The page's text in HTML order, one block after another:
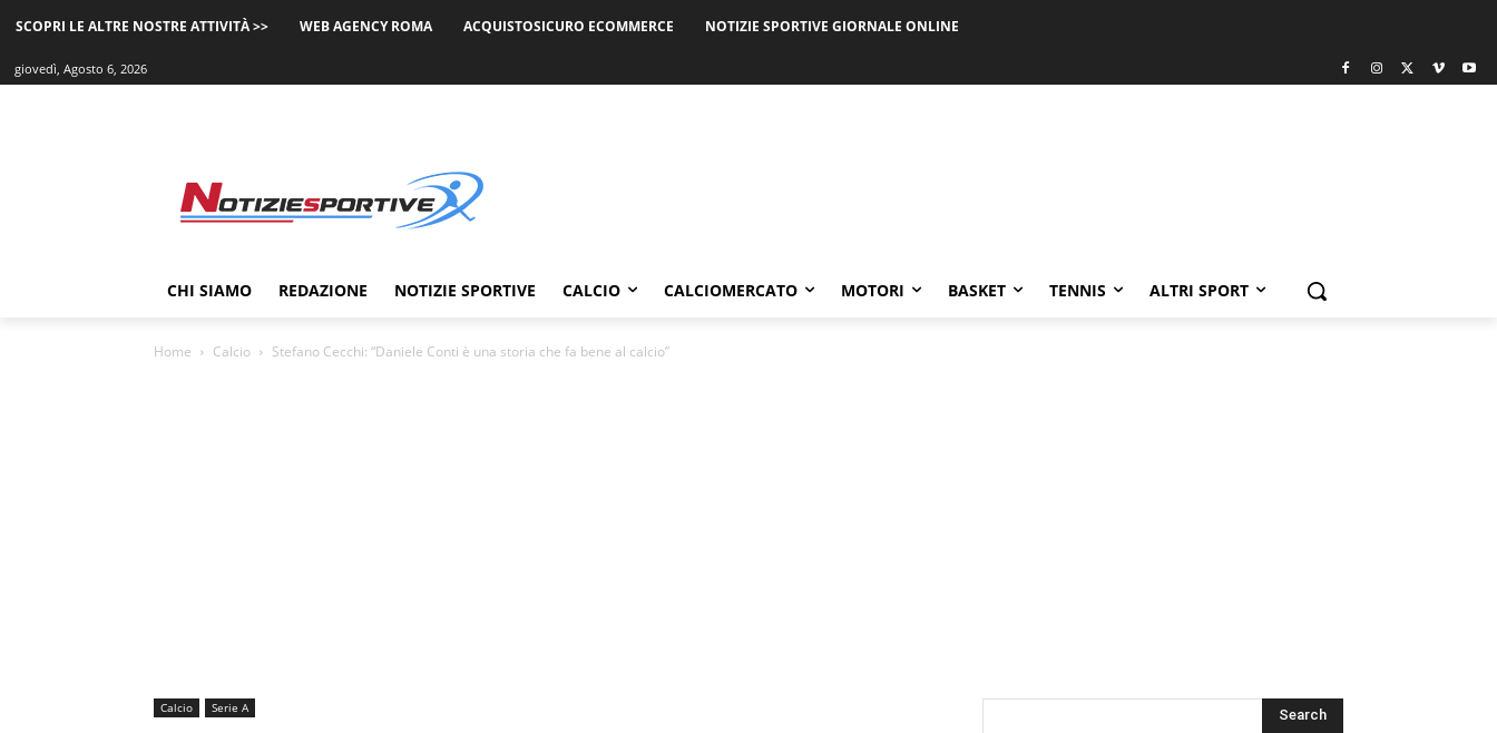
SCOPRI LE ALTRE NOSTRE ATTIVITÀ >> WEB AGENCY ROMA ACQUISTOSICURO ECOMMERCE NOTIZIE SPORTIVE GIORNALE ONLINE
giovedì, Agosto 6, 2026
CHI SIAMO REDAZIONE NOTIZIE SPORTIVE CALCIO CALCIOMERCATO MOTORI BASKET TENNIS ALTRI SPORT
Home Calcio Stefano Cecchi: “Daniele Conti è una storia che fa bene al calcio”
Calcio Serie A